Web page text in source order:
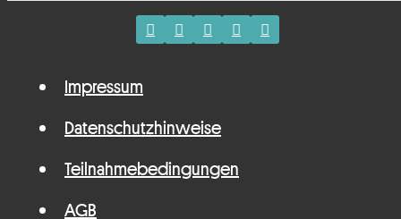
Impressum
Datenschutzhinweise
Teilnahmebedingungen
AGB